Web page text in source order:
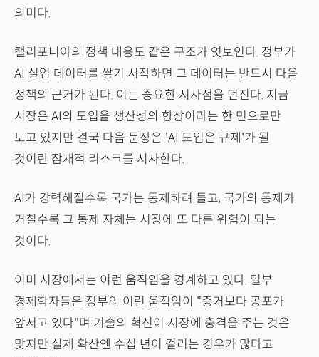
의미다.
캘리포니아의 정책 대응도 같은 구조가 엿보인다. 정부가
AI 실업 데이터를 쌓기 시작하면 그 데이터는 반드시 다음
정책의 근거가 된다. 이는 중요한 시사점을 던진다. 지금
시장은 AI의 도입을 생산성의 향상이라는 한 면으로만
보고 있지만 결국 다음 문장은 'AI 도입은 규제'가 될
것이란 잠재적 리스크를 시사한다.
AI가 강력해질수록 국가는 통제하려 들고, 국가의 통제가
거칠수록 그 통제 자체는 시장에 또 다른 위험이 되는
것이다.
이미 시장에서는 이런 움직임을 경계하고 있다. 일부
경제학자들은 정부의 이런 움직임이 "증거보다 공포가
앞서고 있다"며 기술의 혁신이 시장에 충격을 주는 것은
맞지만 실제 확산엔 수십 년이 걸리는 경우가 많다고